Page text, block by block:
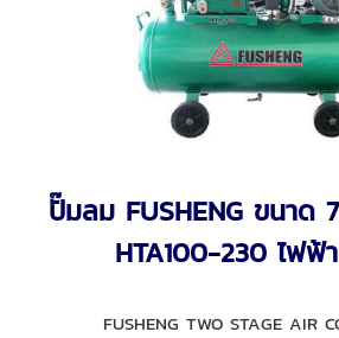
ปั๊มลม FUSHENG ขนาด
HTA100-230 ไฟฟ้
FUSHENG TWO STAGE AIR